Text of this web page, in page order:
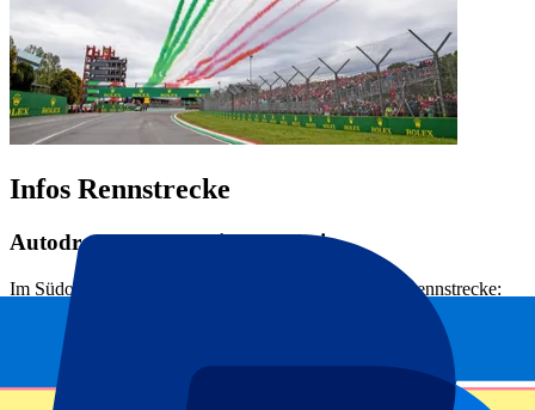
Infos Rennstrecke
Autodromo Enzo e Dino Ferrari
Im Südosten von Bologna liegt die atemberaubende Rennstrecke:
Autodromo Enzo e Dino Ferrari. Benannt nach Ferrari’s Gründer
Enzo Ferrari und seinem Sohn Dino Ferrari, der bereits mit 24
Jahren starb. In den Wäldern entlang des Flusses Santerno jagen die
Fahrer 63 Runden von je 4,909 km. Die Rennstrecke ist bekannt für
seine hohen Geschwindigkeiten und seine unvergesslichen Rennen.